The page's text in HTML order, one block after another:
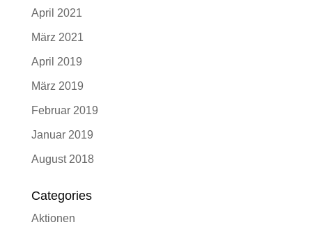
April 2021
März 2021
April 2019
März 2019
Februar 2019
Januar 2019
August 2018
Categories
Aktionen